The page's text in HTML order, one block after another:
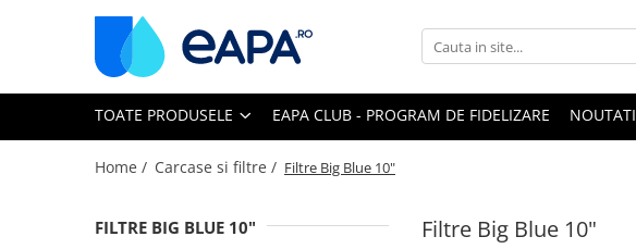
Toate Produsele
Dedurizare
Dedurizator tip Cabinet
Dedurizator Simplex
TOATE PRODUSELE EAPA CLUB - PROGRAM DE FIDELIZARE NOUTATI
Home / Carcase si filtre / Filtre Big Blue 10"
Filtre Big Blue 10"
FILTRE BIG BLUE 10"